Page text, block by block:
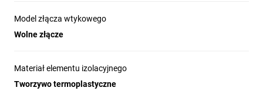
Model złącza wtykowego
Wolne złącze
Materiał elementu izolacyjnego
Tworzywo termoplastyczne